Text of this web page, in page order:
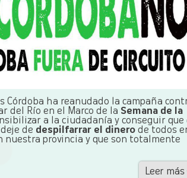
Córdoba ha reanudado la campaña
del Río en el Marco de la Semana de la
a la ciudadanía y conseguir que
de despilfarrar el dinero de todos
nuestra provincia y que son totalmente
Leer más